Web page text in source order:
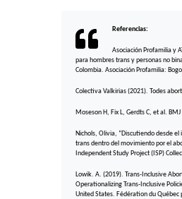
Referencias:
Asociación Profamilia y
para hombres trans y personas no
Colombia. Asociación Profamilia:
Colectiva Valkirias (2021). Todes
Moseson H, Fix L, Gerdts C, et al.
Nichols, Olivia, “Discutiendo desde
trans dentro del movimiento por el
Independent Study Project (ISP)
Lowik. A. (2019). Trans-Inclusive
Operationalizing Trans-Inclusive
United States. Fédération du Québec